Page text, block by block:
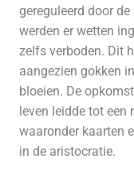
gereguleerd door
werden er wetten
zelfs verboden. Dit
aangezien gokken
bloeien. De
leven leidde tot
waaronder kaarten
in de aristocratie.